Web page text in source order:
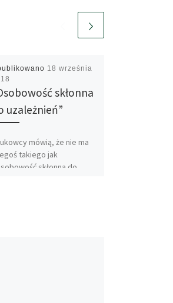
18 września
skłonna
uzależnień”
mówią, że nie ma
takiego jak
skłonna do